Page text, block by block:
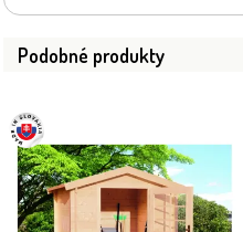
Podobné produkty